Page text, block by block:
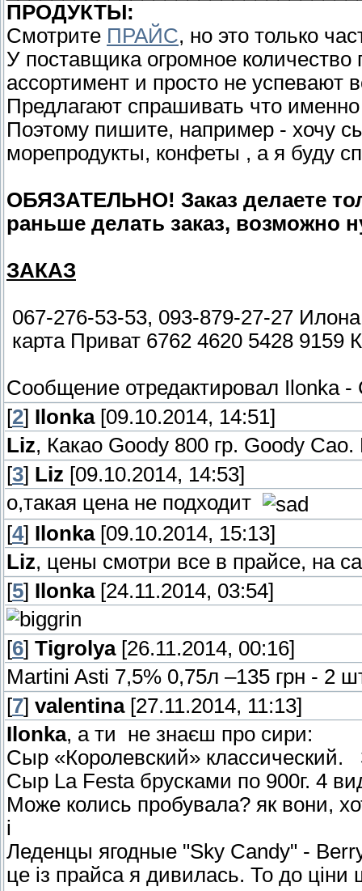
ПРОДУКТЫ:
Смотрите ПРАЙС, но это только
У поставщика огромное
ассортимент и просто не успевают
Предлагают спрашивать что
Поэтому пишите, например - хочу
морепродукты, конфеты , а я буду
ОБЯЗАТЕЛЬНО! Заказ делаете
раньше делать заказ, возможно
ЗАКАЗ
067-276-53-53, 093-879-27-27 Илона
карта Приват 6762 4620 5428 9159
Сообщение отредактировал Ilonka-
[2] Ilonka[09.10.2014, 14:51]
Liz, Какао Goody 800 гр. Goody
[3] Liz [09.10.2014, 14:53]
о,такая цена не подходит
[4] Ilonka[09.10.2014, 15:13]
Liz, цены смотри все в прайсе, на
[5] Ilonka[24.11.2014, 03:54]
[6] Tigrolya[26.11.2014, 00:16]
Martini Asti 7,5% 0,75л –135 грн - 2
[7] valentina[27.11.2014, 11:13]
Ilonka, а ти не знаєш про сири:
Сыр «Королевский»
Сыр La Festa брусками по 900г. 4
Може колись пробувала? як вони,
і
Леденцы ягодные "Sky Candy" -
це із прайса я дивилась. То до